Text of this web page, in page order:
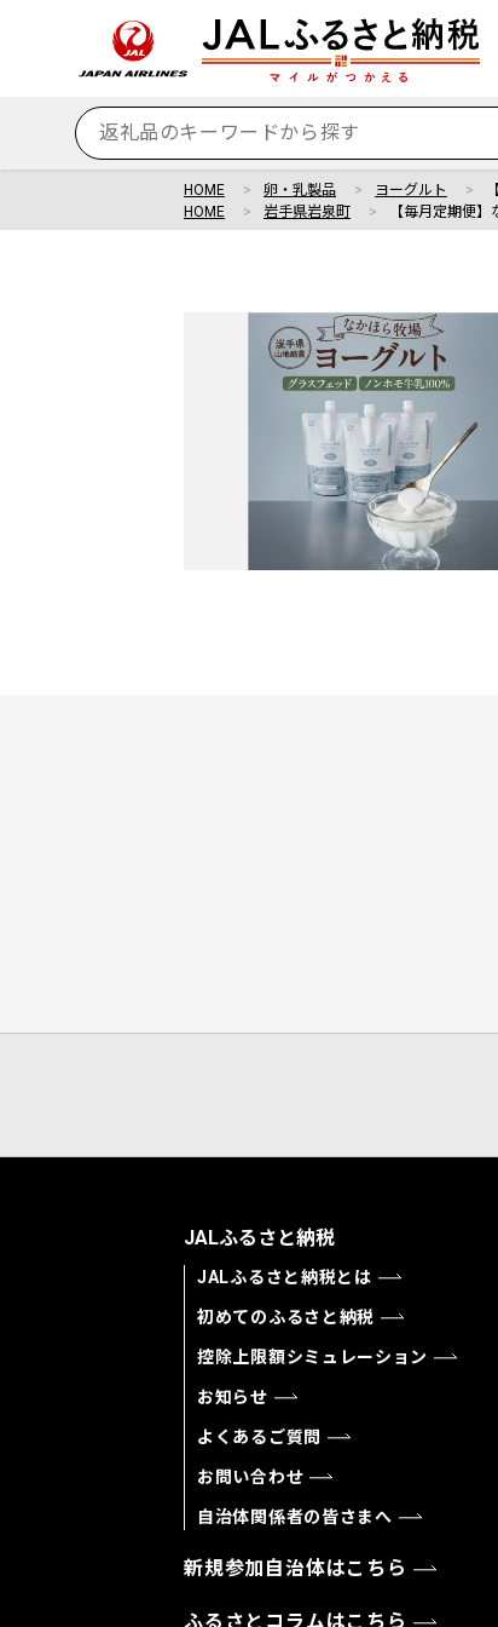
HOME 卵・乳製品 ヨーグルト
HOME
岩手県岩泉町 【毎月定期便
JALふるさと納税
JALふるさと納税とは
初めてのふるさと納税
控除上限額シミュレーション
お知らせ
よくあるご質問
お問い合わせ
自治体関係者の皆さまへ
新規参加自治体はこちら
ふるさとコラムはこちら